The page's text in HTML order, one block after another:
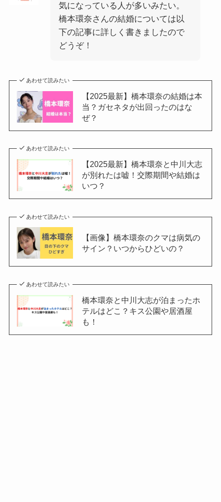
気になっている人が多いみたい。
橋本環奈さんの結婚については以
下の記事に詳しく書きましたので
どうぞ！
あわせて読みたい
【2025最新】橋本環奈の結婚は本
当？ガセネタが出回ったのはな
ぜ？
あわせて読みたい
【2025最新】橋本環奈と中川大志
が別れたは嘘！交際期間や結婚は
いつ？
あわせて読みたい
【画像】橋本環奈のクマは病気の
サイン？いつからひどいの？
あわせて読みたい
橋本環奈と中川大志が泊まったホ
テルはどこ？キス公園や居酒屋
も！